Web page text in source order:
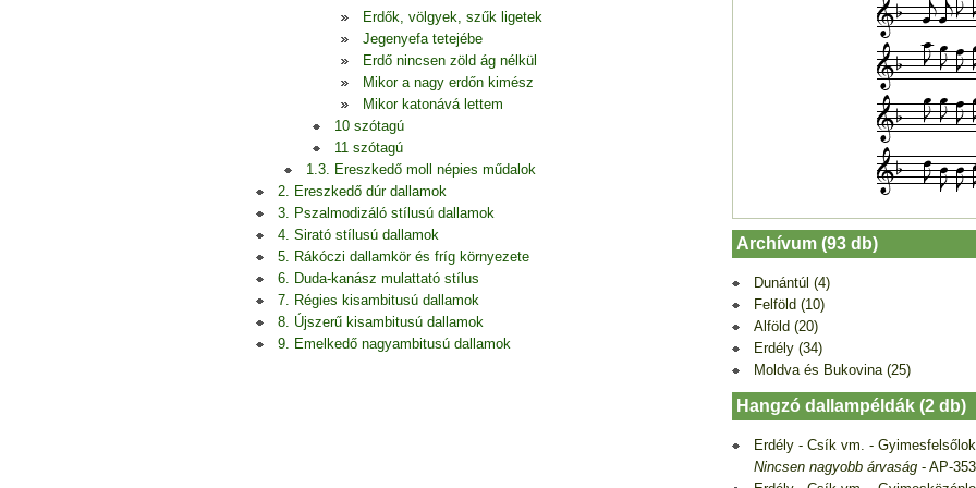
Erdők, völgyek, szűk ligetek
Jegenyefa tetejébe
Erdő nincsen zöld ág nélkül
Mikor a nagy erdőn kimész
Mikor katonává lettem
10 szótagú
11 szótagú
1.3. Ereszkedő moll népies műdalok
2. Ereszkedő dúr dallamok
3. Pszalmodizáló stílusú dallamok
4. Sirató stílusú dallamok
5. Rákóczi dallamkör és fríg környezete
6. Duda-kanász mulattató stílus
7. Régies kisambitusú dallamok
8. Újszerű kisambitusú dallamok
9. Emelkedő nagyambitusú dallamok
Archívum (93 db)
Dunántúl (4)
Felföld (10)
Alföld (20)
Erdély (34)
Moldva és Bukovina (25)
Hangzó dallampéldák (2 db)
Erdély - Csík vm. - Gyimesfelsőlok
Nincsen nagyobb árvaság - AP-